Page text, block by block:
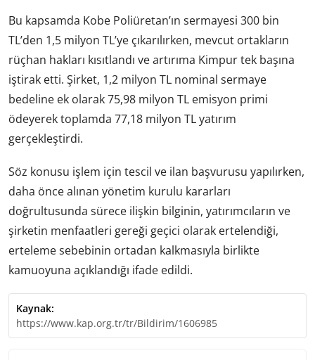
Bu kapsamda Kobe Poliüretan’ın sermayesi 300 bin
TL’den 1,5 milyon TL’ye çıkarılırken, mevcut ortakların
rüçhan hakları kısıtlandı ve artırıma Kimpur tek başına
iştirak etti. Şirket, 1,2 milyon TL nominal sermaye
bedeline ek olarak 75,98 milyon TL emisyon primi
ödeyerek toplamda 77,18 milyon TL yatırım
gerçekleştirdi.
Söz konusu işlem için tescil ve ilan başvurusu yapılırken,
daha önce alınan yönetim kurulu kararları
doğrultusunda sürece ilişkin bilginin, yatırımcıların ve
şirketin menfaatleri gereği geçici olarak ertelendiği,
erteleme sebebinin ortadan kalkmasıyla birlikte
kamuoyuna açıklandığı ifade edildi.
Kaynak:
https://www.kap.org.tr/tr/Bildirim/1606985